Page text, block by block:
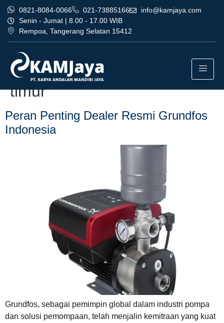
0821-8084-0066 021-73885166
info@kamjaya.com
Senin - Jumat | 8.00 - 17.00 WIB
Rempoa, Tangerang Selatan 15412
Tag:
indonesia terbaik jakarta
timur
Peran Penting Dealer Resmi Grundfos
Indonesia
Grundfos, sebagai pemimpin global dalam industri pompa
dan solusi pemompaan, telah menjalin kemitraan yang kuat